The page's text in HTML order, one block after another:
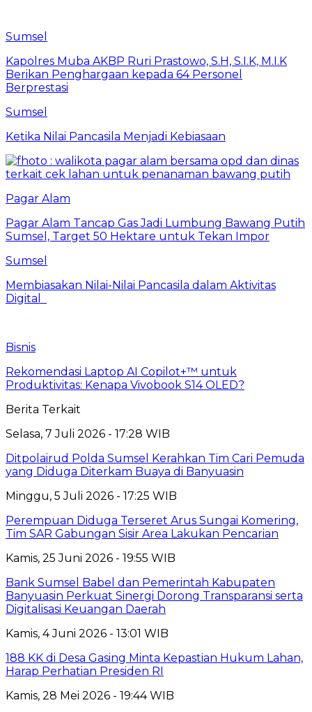
Sumsel
Kapolres Muba AKBP Ruri Prastowo, S.H, S.I.K, M.I.K
Berikan Penghargaan kepada 64 Personel
Berprestasi
Sumsel
Ketika Nilai Pancasila Menjadi Kebiasaan
Pagar Alam
Pagar Alam Tancap Gas Jadi Lumbung Bawang Putih
Sumsel, Target 50 Hektare untuk Tekan Impor
Sumsel
Membiasakan Nilai-Nilai Pancasila dalam Aktivitas
Digital
Bisnis
Rekomendasi Laptop AI Copilot+™ untuk
Produktivitas: Kenapa Vivobook S14 OLED?
Berita Terkait
Selasa, 7 Juli 2026 - 17:28 WIB
Ditpolairud Polda Sumsel Kerahkan Tim Cari Pemuda
yang Diduga Diterkam Buaya di Banyuasin
Minggu, 5 Juli 2026 - 17:25 WIB
Perempuan Diduga Terseret Arus Sungai Komering,
Tim SAR Gabungan Sisir Area Lakukan Pencarian
Kamis, 25 Juni 2026 - 19:55 WIB
Bank Sumsel Babel dan Pemerintah Kabupaten
Banyuasin Perkuat Sinergi Dorong Transparansi serta
Digitalisasi Keuangan Daerah
Kamis, 4 Juni 2026 - 13:01 WIB
188 KK di Desa Gasing Minta Kepastian Hukum Lahan,
Harap Perhatian Presiden RI
Kamis, 28 Mei 2026 - 19:44 WIB